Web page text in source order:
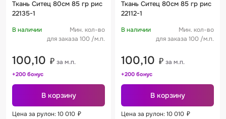
0.28 м
Ткань Ситец 80см 85 гр рис
22135-1
В наличии
Мин. кол-во
для заказа 100 /м.п.
100,10 ₽ за м.п.
+200 бонус
В корзину
Цена за рулон: 10 010 ₽
0.28 м
Ткань Ситец 80см 85 гр рис
22112-1
В наличии
Мин. кол-во
для заказа 100 /м.п.
100,10 ₽ за м.п.
+200 бонус
В корзину
Цена за рулон: 10 010 ₽